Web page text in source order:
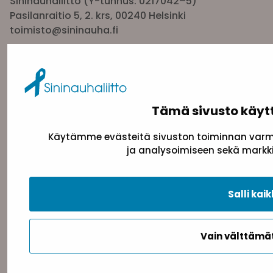
Tämä sivusto
Käytämme evästeitä sivuston toiminnan
ja analysoimiseen sekä
Vain
Salli
Pasilanraitio 5, 2. krs, 00240 Helsinki
toimisto@sininauha.fi
Tietosuojaseloste Evästeseloste
Takaisin ylös